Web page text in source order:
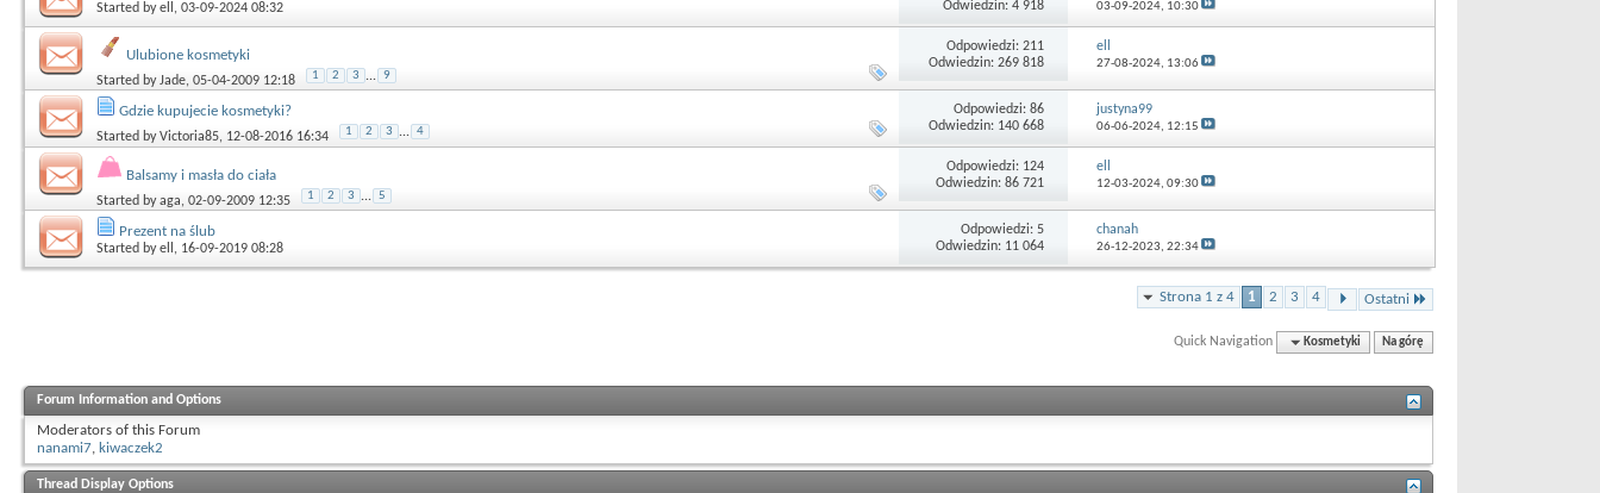
Started byell , 03-09-2024 08:32
Odwiedzin: 4 918
03-09-2024, 10:30
Ulubione kosmetyki
Started byJade, 05-04-2009 12:18 1 2 3 ... 9
Odpowiedzi: 211
Odwiedzin: 269 818
ell
27-08-2024, 13:06
Gdzie kupujecie kosmetyki?
Started byVictoria85, 12-08-2016 16:34 1 2 3 ... 4
Odpowiedzi: 86
Odwiedzin: 140 668
justyna99
06-06-2024, 12:15
Balsamy i masła do ciała
Started byaga, 02-09-2009 12:35 1 2 3 ... 5
Odpowiedzi: 124
Odwiedzin: 86 721
ell
12-03-2024, 09:30
Prezent na ślub
Started byell , 16-09-2019 08:28
Odpowiedzi: 5
Odwiedzin: 11 064
chanah
26-12-2023, 22:34
Strona 1 z 4 1 2 3 4 Ostatni
Quick Navigation Kosmetyki Na górę
Forum Information and Options
Moderators of this Forum
nanami7, kiwaczek2
Thread Display Options